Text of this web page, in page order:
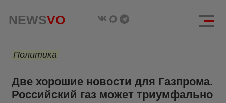
NEWSVO
Политика
Две хорошие новости для Газпрома.
Российский газ может триумфально